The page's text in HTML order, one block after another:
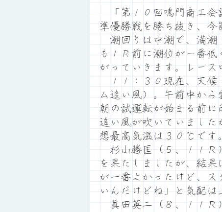
「第１０回鳴門商工会
準優勝戦を勝ち抜き、今
潮回りは中潮で、満潮
も１Ｒ前に潮位が一番低
がっていきます。レース
１１：３０現在、天候
ム追い風）。午前中か
朝の試運転が始まる前に
追い風が吹いていまし
想最高気温は３０℃です
杉山勝匡（５、１１Ｒ
を果たしましたが、結
が一番よかったけど、
いんだけどね」と気配は
眞田英二（８、１１Ｒ